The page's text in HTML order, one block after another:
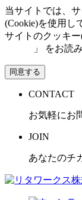
当サイトでは、
(Cookie)を使用し
サイトのクッキー
」 をお読
同意する
CONTACT
お気軽にお
JOIN
あなたのチ